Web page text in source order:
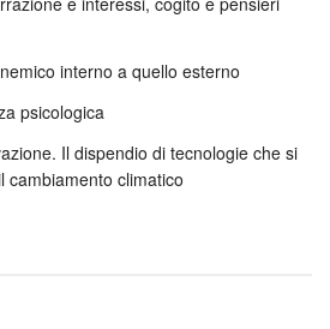
interno a quello esterno
psicologica
Il dispendio di tecnologie che si
cambiamento climatico